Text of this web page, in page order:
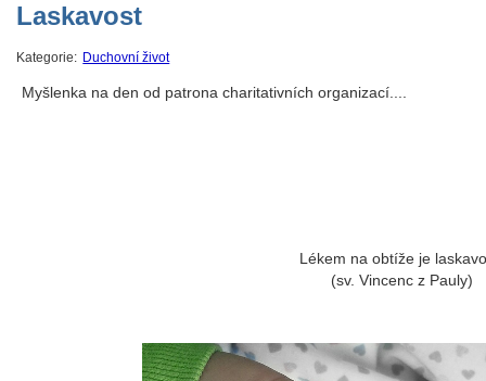
Laskavost
Kategorie: Duchovní život
Myšlenka na den od patrona charitativních organizací....
Lékem na obtíže je
(sv. Vincenc z Pauly)